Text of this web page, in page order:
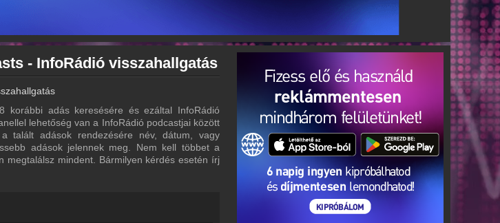
- InfoRádió visszahallgatás
korábbi adás keresésére és ezáltal InfoRádió
lehetőség van a InfoRádió podcastjai között
talált adások rendezésére név, dátum, vagy
adások jelennek meg. Nem kell többet a
megtalálsz mindent. Bármilyen kérdés esetén írj